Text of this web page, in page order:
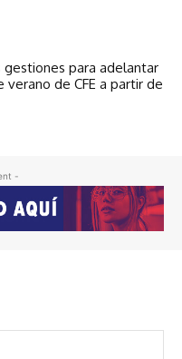
gestiones para adelantar
verano de CFE a partir de
-